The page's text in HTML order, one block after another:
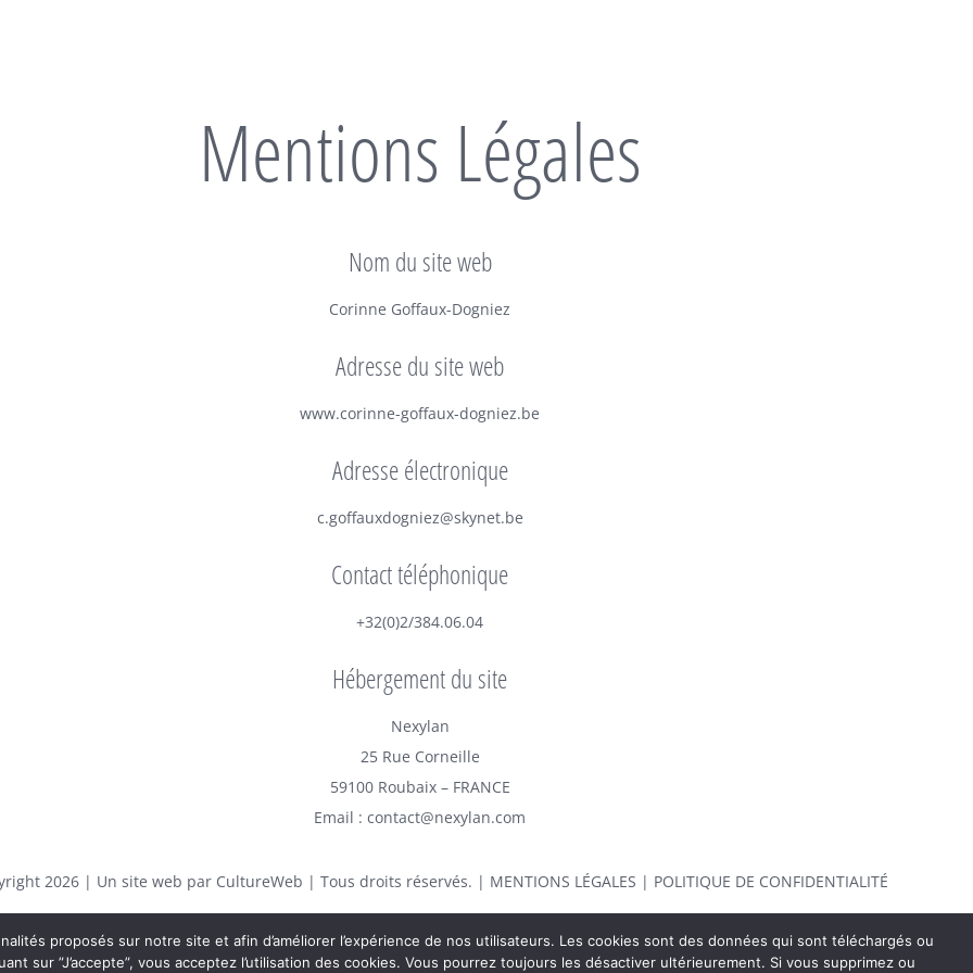
Mentions Légales
Nom du site web
Corinne Goffaux-Dogniez
Adresse du site web
www.corinne-goffaux-dogniez.be
Adresse électronique
c.goffauxdogniez@skynet.be
Contact téléphonique
+32(0)2/384.06.04
Hébergement du site
Nexylan
25 Rue Corneille
59100 Roubaix – FRANCE
Email : contact@nexylan.com
2026 | Un site web par CultureWeb | Tous droits réservés. | MENTIONS LÉGALES | POLITIQUE DE CONFIDENTIALITÉ
proposés sur notre site et afin d’améliorer l’expérience de nos utilisateurs. Les cookies sont des données qui sont téléchargés ou
sur ”J’accepte”, vous acceptez l’utilisation des cookies. Vous pourrez toujours les désactiver ultérieurement. Si vous supprimez ou